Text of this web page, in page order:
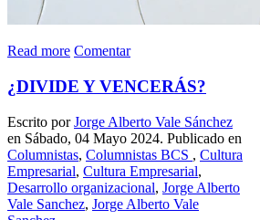
Read more Comentar
¿DIVIDE Y VENCERÁS?
Escrito porJorge Alberto Vale Sánchez
en Sábado, 04 Mayo 2024. Publicado en
Columnistas, Columnistas BCS , Cultura
Empresarial, Cultura Empresarial,
Desarrollo organizacional, Jorge Alberto
Vale Sanchez, Jorge Alberto Vale